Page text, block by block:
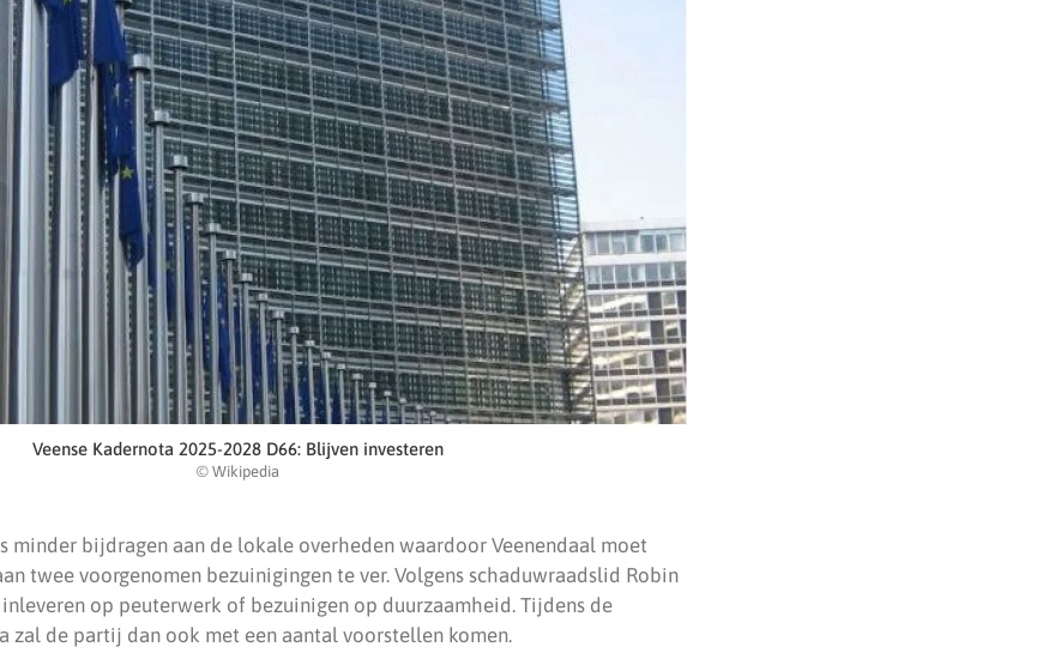
Veense Kadernota 2025-2028 D66: Blijven investeren
© Wikipedia
minder bijdragen aan de lokale overheden waardoor Veenendaal moet
twee voorgenomen bezuinigingen te ver. Volgens schaduwraadslid Robin
op peuterwerk of bezuinigen op duurzaamheid. Tijdens de
zal de partij dan ook met een aantal voorstellen komen.